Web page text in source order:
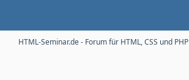
HTML-Seminar.de - Forum für HTML, CSS und PHP